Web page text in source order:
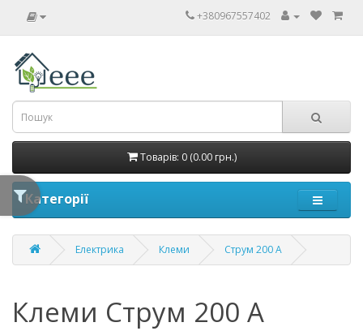
+380967557402
Товарів: 0 (0.00 грн.)
Категорії
Електрика Клеми Струм 200 А
Клеми Струм 200 А